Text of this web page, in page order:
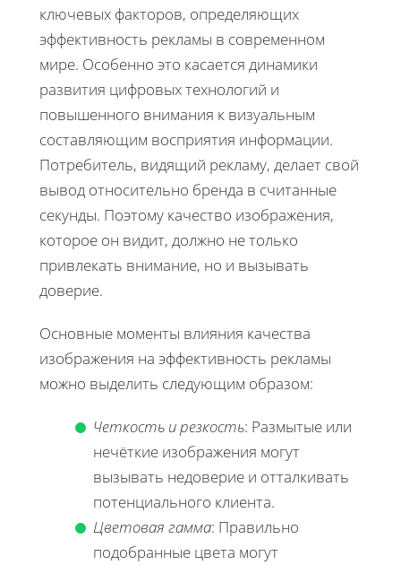
ключевых факторов, определяющих
эффективность рекламы в современном
мире. Особенно это касается динамики
развития цифровых технологий и
повышенного внимания к визуальным
составляющим восприятия информации.
Потребитель, видящий рекламу, делает свой
вывод относительно бренда в считанные
секунды. Поэтому качество изображения,
которое он видит, должно не только
привлекать внимание, но и вызывать
доверие.
Основные моменты влияния качества
изображения на эффективность рекламы
можно выделить следующим образом:
Четкость и резкость: Размытые или
нечёткие изображения могут
вызывать недоверие и отталкивать
потенциального клиента.
Цветовая гамма: Правильно
подобранные цвета могут